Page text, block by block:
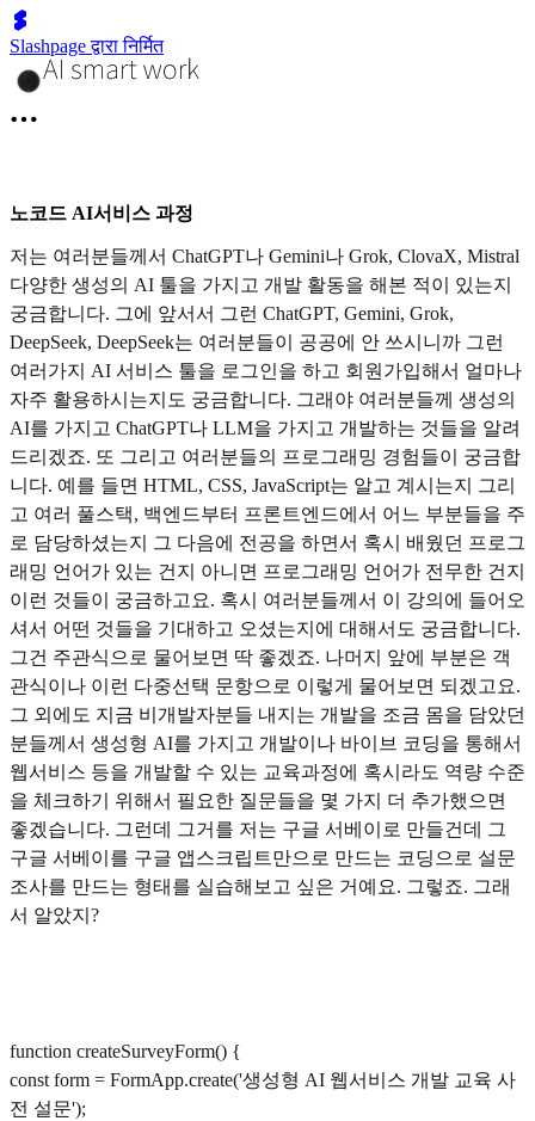
Slashpage द्वारा निर्मित
노코드 AI서비스 과정
저는 여러분들께서 ChatGPT나 Gemini나 Grok, ClovaX, Mistral
다양한 생성의 AI 툴을 가지고 개발 활동을 해본 적이 있는지
궁금합니다. 그에 앞서서 그런 ChatGPT, Gemini, Grok,
DeepSeek, DeepSeek는 여러분들이 공공에 안 쓰시니까 그런
여러가지 AI 서비스 툴을 로그인을 하고 회원가입해서 얼마나
자주 활용하시는지도 궁금합니다. 그래야 여러분들께 생성의
AI를 가지고 ChatGPT나 LLM을 가지고 개발하는 것들을 알려
드리겠죠. 또 그리고 여러분들의 프로그래밍 경험들이 궁금합
니다. 예를 들면 HTML, CSS, JavaScript는 알고 계시는지 그리
고 여러 풀스택, 백엔드부터 프론트엔드에서 어느 부분들을 주
로 담당하셨는지 그 다음에 전공을 하면서 혹시 배웠던 프로그
래밍 언어가 있는 건지 아니면 프로그래밍 언어가 전무한 건지
이런 것들이 궁금하고요. 혹시 여러분들께서 이 강의에 들어오
셔서 어떤 것들을 기대하고 오셨는지에 대해서도 궁금합니다.
그건 주관식으로 물어보면 딱 좋겠죠. 나머지 앞에 부분은 객
관식이나 이런 다중선택 문항으로 이렇게 물어보면 되겠고요.
그 외에도 지금 비개발자분들 내지는 개발을 조금 몸을 담았던
분들께서 생성형 AI를 가지고 개발이나 바이브 코딩을 통해서
웹서비스 등을 개발할 수 있는 교육과정에 혹시라도 역량 수준
을 체크하기 위해서 필요한 질문들을 몇 가지 더 추가했으면
좋겠습니다. 그런데 그거를 저는 구글 서베이로 만들건데 그
구글 서베이를 구글 앱스크립트만으로 만드는 코딩으로 설문
조사를 만드는 형태를 실습해보고 싶은 거예요. 그렇죠. 그래
서 알았지?
function createSurveyForm() {
const form = FormApp.create('생성형 AI 웹서비스 개발 교육 사
전 설문');